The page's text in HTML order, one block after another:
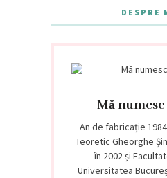
DESPRE
Mă
An de fabricație
Teoretic Gheorghe
în 2002 și
Universitatea